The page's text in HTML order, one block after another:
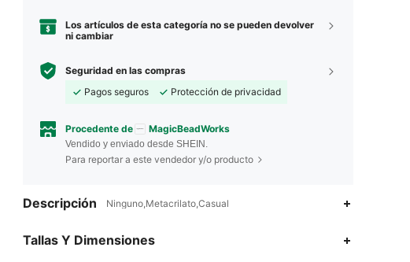
Los artículos de esta categoría no se pueden devolver
ni cambiar
Seguridad en las compras
Pagos seguros
Protección de privacidad
Procedente de MagicBeadWorks
Vendido y enviado desde SHEIN.
Para reportar a este vendedor y/o producto
Descripción Ninguno,Metacrilato,Casual
Tallas Y Dimensiones
4.88